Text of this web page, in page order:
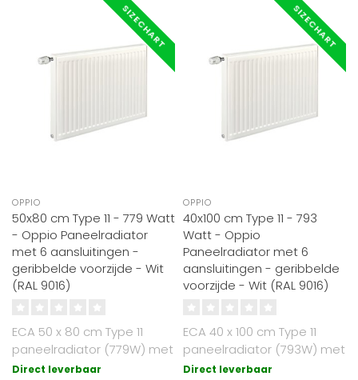
SIZECHART
OPPIO
50x80 cm Type 11 - 779 Watt
- Oppio Paneelradiator
met 6 aansluitingen -
geribbelde voorzijde - Wit
(RAL 9016)
ECA 50 x 80 cm Type 11
paneelradiator (779W) met
6 aansluitingen. Gemaakt
Direct leverbaar
SIZECHART
OPPIO
40x100 cm Type 11 - 793
Watt - Oppio
Paneelradiator met 6
aansluitingen - geribbelde
voorzijde - Wit (RAL 9016)
ECA 40 x 100 cm Type 11
paneelradiator (793W) met
6 aansluitingen. Gemaakt
Direct leverbaar